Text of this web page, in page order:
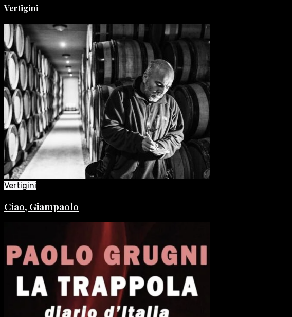
Vertigini
Vertigini
Ciao, Giampaolo